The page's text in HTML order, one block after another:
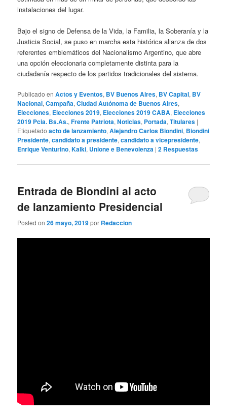
instalaciones del lugar.
Bajo el signo de Defensa de la Vida, la Familia, la Soberanía y la
Justicia Social, se puso en marcha esta histórica alianza de dos
referentes emblemáticos del Nacionalismo Argentino, que abre
una opción eleccionaria completamente distinta para la
ciudadanía respecto de los partidos tradicionales del sistema.
Publicado en Actos y Eventos, BV Buenos Aires, BV Capital, BV
Nacional,Campaña,Ciudad Autónoma de Buenos Aires,
Elecciones, Elecciones 2019, Elecciones 2019 CABA, Elecciones
2019 Pcia. Bs.As.,Frente Patriota,Noticias, Portada,Titulares |
Etiquetado acto de lanzamiento,Alejandro Carlos Biondini, Biondini
Presidente,candidato a presidente,candidato a vicepresidente,
Enrique Venturino,Kalki, Unione e Benevolenza |2 Respuestas
Entrada de Biondini al acto
de lanzamiento Presidencial
Posted on26 mayo, 2019por Redaccion